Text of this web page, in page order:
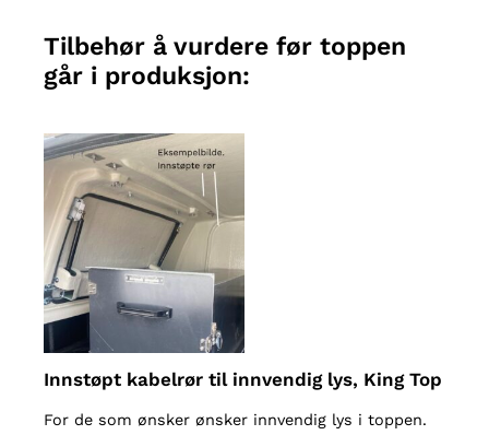
Tilbehør å vurdere før toppen
går i produksjon:
Innstøpt kabelrør til innvendig lys, King Top
For de som ønsker ønsker innvendig lys i toppen.